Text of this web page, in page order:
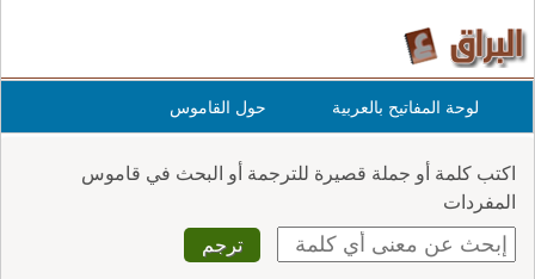
لوحة المفاتيح بالعربية حول القاموس
اكتب كلمة أو جملة قصيرة للترجمة أو البحث في قاموس
المفردات